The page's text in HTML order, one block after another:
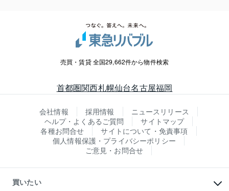
売買・賃貸 全国29,662件から物件検索
首都圏関西札幌仙台名古屋福岡
会社情報 採用情報
ニュースリリース
ヘルプ・よくあるご質問
サイトマップ
各種お問合せ
サイトについて・免責事項
個人情報保護・プライバシーポリシー
ご意見・お問合せ
買いたい